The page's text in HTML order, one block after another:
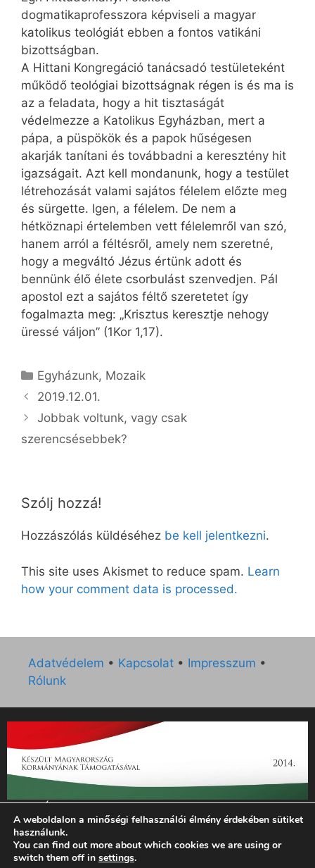
dogmatikaprofesszora képviseli a magyar
katolikus teológiát ebben a fontos vatikáni
bizottságban.
A Hittani Kongregáció tanácsadó testületeként
működő teológiai bizottságnak régen is és ma is
az a feladata, hogy a hit tisztaságát
védelmezze a Katolikus Egyházban, mert a
pápa, a püspökök és a papok hűségesen
akarják tanítani és továbbadni a keresztény hit
igazságait. Azt kell mondanunk, hogy a testület
létrehozását valami sajátos félelem előzte meg
és sürgette. Igen, a félelem. De nem a
hétköznapi értelemben vett félelemről van szó,
hanem arról a féltésről, amely nem szeretné,
hogy a megváltó Jézus értünk adott és
bennünk élő élete csorbulást szenvedjen. Pál
apostol ezt a sajátos féltő szeretetet így
fogalmazta meg: „Krisztus keresztje nehogy
üressé váljon” (1Kor 1,17).
Kategória
Egyházunk, Mozaik
2019.12.01.
Jobbak voltunk, vagy csak
szerencsésebbek?
Szólj hozzá!
Hozzászólás küldéséhez be kell jelentkezni.
This site uses Akismet to reduce spam. Learn
how your comment data is processed.
Adatvédelem • Kapcsolat • Impresszum •
Rólunk
„Az Új Ember katolikus hetilap 2014. évi működésének
támogatását az EGYH-KCP-14-P-0121 sz. támogatási
szerződés keretében 3 000 000 Ft összegben támogatta az
Emberi Erőforrások Minisztériuma.”
A weboldalon a minőségi felhasználói élmény érdekében sütiket
használunk.
You can find out more about which cookies we are using or
switch them off in settings.